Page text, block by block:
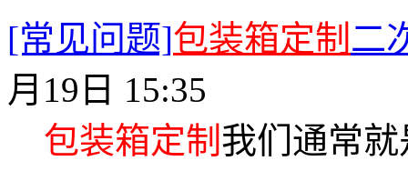
[常见问题]包装箱定制 二
月19日 15:35
包装箱定制 我们通常